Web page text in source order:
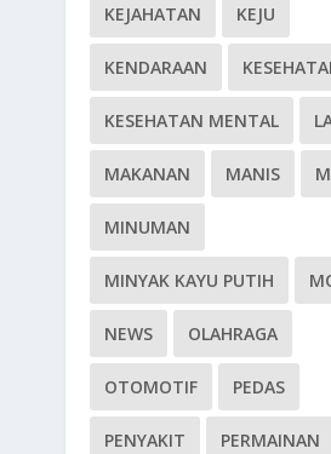
KEJAHATAN KEJU
KENDARAAN
KESEHATAN MENTAL
MAKANAN MANIS
MINUMAN
MINYAK KAYU PUTIH
NEWS OLAHRAGA
OTOMOTIF PEDAS
PENYAKIT PERMAINAN